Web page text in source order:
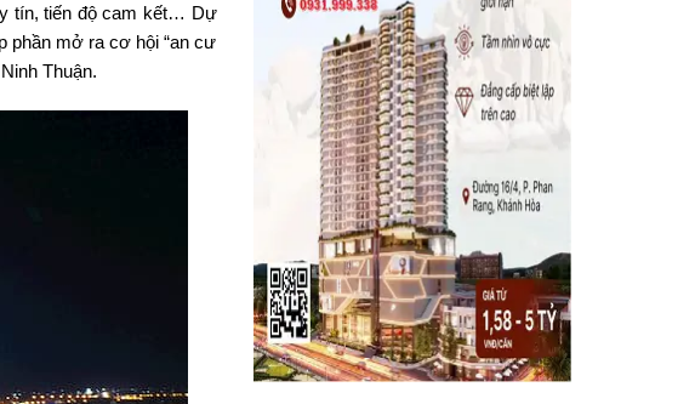
tín, tiến độ cam kết… Dự
phần mở ra cơ hội “an cư
Thuận.